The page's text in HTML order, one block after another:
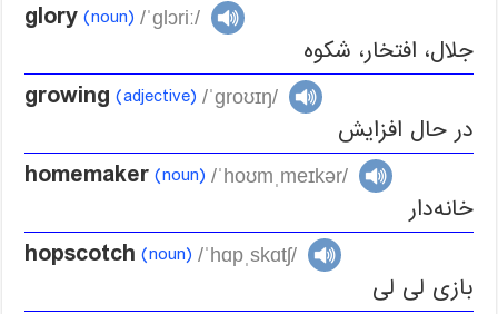
glory (noun) /ˈglɔriː/
جلال، افتخار، شکوه
growing (adjective) /ˈgroʊɪŋ/
در حال افزایش
homemaker (noun) /ˈhoʊmˌmeɪkər/
خانه‌دار
hopscotch (noun) /ˈhɑpˌskɑtʃ/
بازی لی لی